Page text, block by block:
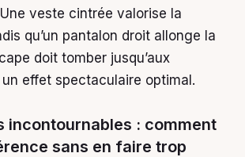
veste cintrée valorise la
qu’un pantalon droit allonge la
doit tomber jusqu’aux
effet spectaculaire optimal.
incontournables : comment
sans en faire trop